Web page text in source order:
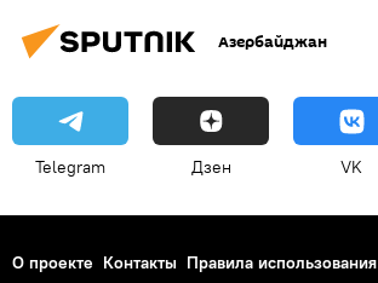
Азербайджан
Telegram Дзен VK
О проекте Контакты Правила использования